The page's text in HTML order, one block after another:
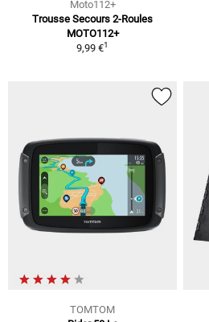
Moto112+
Trousse Secours 2-Roules
MOTO112+
9,99 €1
TOMTOM